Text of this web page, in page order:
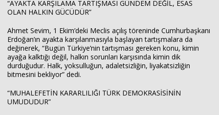
“AYAKTA KARŞILAMA TARTIŞMASI GÜNDEM DEĞİL, ESAS
OLAN HALKIN GÜCÜDÜR”
Ahmet Sevim, 1 Ekim’deki Meclis açılış töreninde Cumhurbaşkanı
Erdoğan’ın ayakta karşılanmasıyla başlayan tartışmalara da
değinerek, “Bugün Türkiye’nin tartışması gereken konu, kimin
ayağa kalktığı değil, halkın sorunları karşısında kimin dik
durduğudur. Halk, yoksulluğun, adaletsizliğin, liyakatsizliğin
bitmesini bekliyor” dedi.
“MUHALEFETİN KARARLILIĞI TÜRK DEMOKRASİSİNİN
UMUDUDUR”